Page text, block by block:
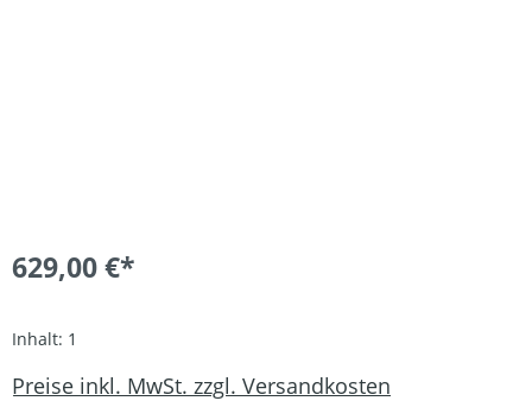
629,00 €*
Inhalt: 1
Preise inkl. MwSt. zzgl. Versandkosten